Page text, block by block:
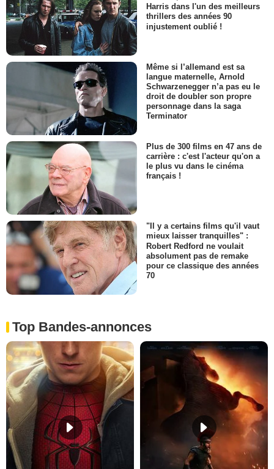
Harris dans l'un des meilleurs
thrillers des années 90
injustement oublié !
Même si l’allemand est sa
langue maternelle, Arnold
Schwarzenegger n’a pas eu le
droit de doubler son propre
personnage dans la saga
Terminator
Plus de 300 films en 47 ans de
carrière : c'est l'acteur qu'on a
le plus vu dans le cinéma
français !
"Il y a certains films qu'il vaut
mieux laisser tranquilles" :
Robert Redford ne voulait
absolument pas de remake
pour ce classique des années
70
Top Bandes-annonces